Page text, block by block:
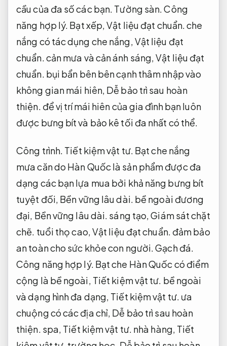
cầu của đa số các bạn. Tường sàn.Công
năng hợp lý. Bạt xếp,Vật liệu đạt chuẩn.che
nắng có tác dụng che nắng,Vật liệu đạt
chuẩn.cản mưa và cản ánh sáng,Vật liệu đạt
chuẩn. bụi bẩn bên bên cạnh thâm nhập vào
không gian mái hiên, Dễ bảo trì sau hoàn
thiện. để vị trí mái hiên của gia đình bạn luôn
được bưng bít và bảo kê tối đa nhất có thể.
Công trình. Tiết kiệm vật tư. Bạt che nắng
mưa căn do Hàn Quốc là sản phẩm được đa
dạng các bạn lựa mua bởi khả năng bưng bít
tuyệt đối, Bền vững lâu dài. bề ngoài đương
đại, Bền vững lâu dài. sáng tạo,Giám sát chặt
chẽ. tuổi thọ cao,Vật liệu đạt chuẩn. đảm bảo
an toàn cho sức khỏe con người.Gạch đá.
Công năng hợp lý. Bạt che Hàn Quốc có điểm
cộng là bề ngoài, Tiết kiệm vật tư. bề ngoài
và dạng hình đa dạng, Tiết kiệm vật tư. ưa
chuộng có các địa chỉ, Dễ bảo trì sau hoàn
thiện. spa, Tiết kiệm vật tư. nhà hàng, Tiết